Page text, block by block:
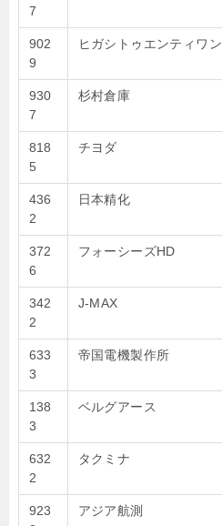
7
902
9
ヒガシトゥエンティワン
930
7
杉村倉庫
818
5
チヨダ
436
2
日本精化
372
6
フォーシーズHD
342
2
J-MAX
633
3
帝国電機製作所
138
3
ベルグアース
632
2
タクミナ
923
アジア航測